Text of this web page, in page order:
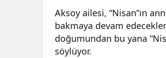
Aksoy ailesi, “Nisan”ın
bakmaya devam
doğumundan bu yana
söylüyor.